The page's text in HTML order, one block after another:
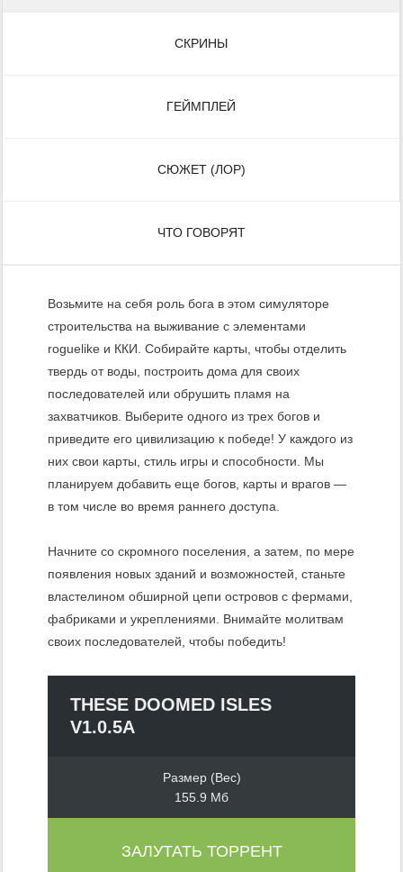
СКРИНЫ
ГЕЙМПЛЕЙ
СЮЖЕТ (ЛОР)
ЧТО ГОВОРЯТ
Возьмите на себя роль бога в этом симуляторе
строительства на выживание с элементами
roguelike и ККИ. Собирайте карты, чтобы отделить
твердь от воды, построить дома для своих
последователей или обрушить пламя на
захватчиков. Выберите одного из трех богов и
приведите его цивилизацию к победе! У каждого из
них свои карты, стиль игры и способности. Мы
планируем добавить еще богов, карты и врагов —
в том числе во время раннего доступа.
Начните со скромного поселения, а затем, по мере
появления новых зданий и возможностей, станьте
властелином обширной цепи островов с фермами,
фабриками и укреплениями. Внимайте молитвам
своих последователей, чтобы победить!
THESE DOOMED ISLES
V1.0.5A
Размер (Вес)
155.9 Мб
ЗАЛУТАТЬ ТОРРЕНТ